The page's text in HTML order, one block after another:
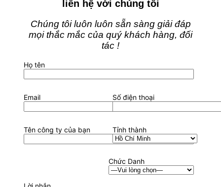
liên hệ với chúng tôi
Chúng tôi luôn luôn sẵn sàng giải đáp
mọi thắc mắc của quý khách hàng, đối
tác !
Họ tên
Email Số điện thoại
Tên công ty của bạn Tỉnh thành
Chức Danh